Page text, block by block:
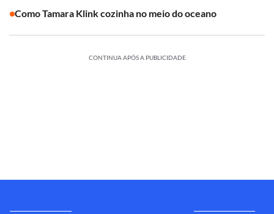
Como Tamara Klink cozinha no meio do oceano
CONTINUA APÓS A PUBLICIDADE